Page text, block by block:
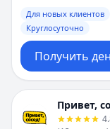
Для новых клиентов
Круглосуточно
Получить
Привет,